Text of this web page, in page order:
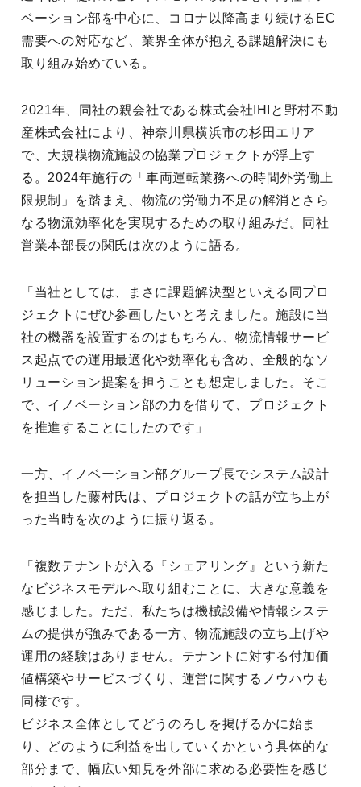
ベーション部を中心に、コロナ以降高まり続けるEC
需要への対応など、業界全体が抱える課題解決にも
取り組み始めている。
2021年、同社の親会社である株式会社IHIと野村不動
産株式会社により、神奈川県横浜市の杉田エリア
で、大規模物流施設の協業プロジェクトが浮上す
る。2024年施行の「車両運転業務への時間外労働上
限規制」を踏まえ、物流の労働力不足の解消とさら
なる物流効率化を実現するための取り組みだ。同社
営業本部長の関氏は次のように語る。
「当社としては、まさに課題解決型といえる同プロ
ジェクトにぜひ参画したいと考えました。施設に当
社の機器を設置するのはもちろん、物流情報サービ
ス起点での運用最適化や効率化も含め、全般的なソ
リューション提案を担うことも想定しました。そこ
で、イノベーション部の力を借りて、プロジェクト
を推進することにしたのです」
一方、イノベーション部グループ長でシステム設計
を担当した藤村氏は、プロジェクトの話が立ち上が
った当時を次のように振り返る。
「複数テナントが入る『シェアリング』という新た
なビジネスモデルへ取り組むことに、大きな意義を
感じました。ただ、私たちは機械設備や情報システ
ムの提供が強みである一方、物流施設の立ち上げや
運用の経験はありません。テナントに対する付加価
値構築やサービスづくり、運営に関するノウハウも
同様です。
ビジネス全体としてどうのろしを掲げるかに始ま
り、どのように利益を出していくかという具体的な
部分まで、幅広い知見を外部に求める必要性を感じ